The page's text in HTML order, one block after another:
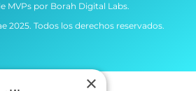
MVPs por Borah Digital Labs.
2025. Todos los derechos reservados.
×